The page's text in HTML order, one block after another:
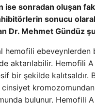
ise sonradan oluşan
sonucu
Dr. Mehmet Gündüz
hemofili ebeveynlerden
aktarılabilir. Hemofili A
bir şekilde kalıtsaldır.
cinsiyet
bulunur. Hemofili